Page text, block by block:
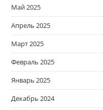
Май 2025
Апрель 2025
Март 2025
Февраль 2025
Январь 2025
Декабрь 2024